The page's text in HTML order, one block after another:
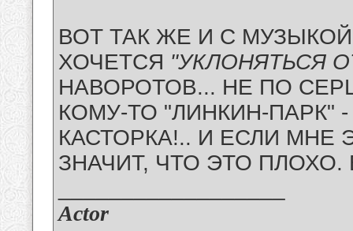
ВОТ ТАК ЖЕ И С
ХОЧЕТСЯ "УКЛОНЯТЬСЯ
НАВОРОТОВ... НЕ ПО
КОМУ-ТО "ЛИНКИН-ПАРК"
КАСТОРКА!.. И ЕСЛИ МНЕ
ЗНАЧИТ, ЧТО ЭТО
Actor